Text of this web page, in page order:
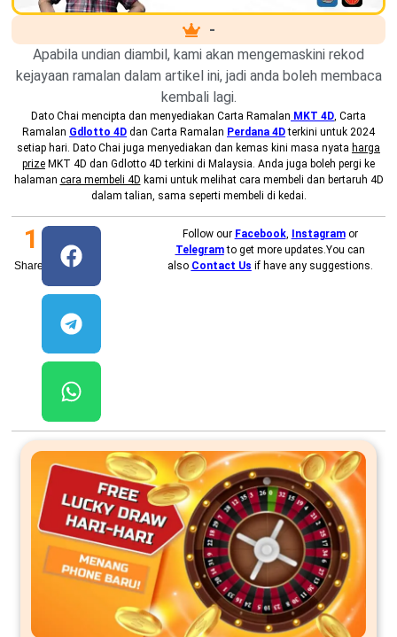
-
Apabila undian diambil, kami akan mengemaskini rekod
kejayaan ramalan dalam artikel ini, jadi anda boleh membaca
kembali lagi.
Dato Chai mencipta dan menyediakan Carta Ramalan MKT 4D, Carta
Ramalan Gdlotto 4D dan Carta Ramalan Perdana 4Dterkini untuk 2024
setiap hari. Dato Chai juga menyediakan dan kemas kini masa nyata harga
prize MKT 4D dan Gdlotto 4D terkini di Malaysia. Anda juga boleh pergi ke
halaman cara membeli 4D kami untuk melihat cara membeli dan bertaruh 4D
dalam talian, sama seperti membeli di kedai.
Shares
1 Follow our Facebook, Instagram or
Telegramto get more updates.You can
also Contact Us if have any suggestions.